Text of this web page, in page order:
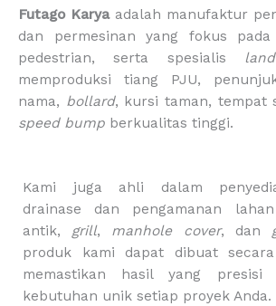
e
b
o
o
k
t
a
g
r
a
m
t
o
k
t
u
b
e
p
p
i
n
g
-
Futago Karyaadalah manufaktur
dan permesinan yang fokus
pedestrian, serta spesialis
memproduksi tiang PJU,
nama, bollard, kursi taman, tempat
speed bump berkualitas tinggi.
Kami juga ahli dalam
drainase dan pengamanan
antik, grill, manhole cover, dan
produk kami dapat dibuat secara
memastikan hasil yang presisi
kebutuhan unik setiap proyek Anda.